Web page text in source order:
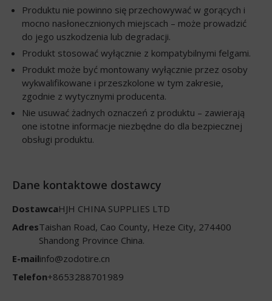
Produktu nie powinno się przechowywać w gorących i
mocno nasłonecznionych miejscach – może prowadzić
do jego uszkodzenia lub degradacji.
Produkt stosować wyłącznie z kompatybilnymi felgami.
Produkt może być montowany wyłącznie przez osoby
wykwalifikowane i przeszkolone w tym zakresie,
zgodnie z wytycznymi producenta.
Nie usuwać żadnych oznaczeń z produktu – zawierają
one istotne informacje niezbędne do dla bezpiecznej
obsługi produktu.
Dane kontaktowe dostawcy
DostawcaHJH CHINA SUPPLIES LTD
AdresTaishan Road, Cao County, Heze City, 274400
Shandong Province China.
E-mailinfo@zodotire.cn
Telefon+8653288701989